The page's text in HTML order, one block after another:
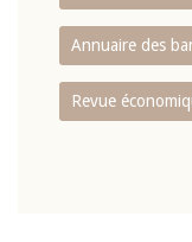
Annuaire des
Revue